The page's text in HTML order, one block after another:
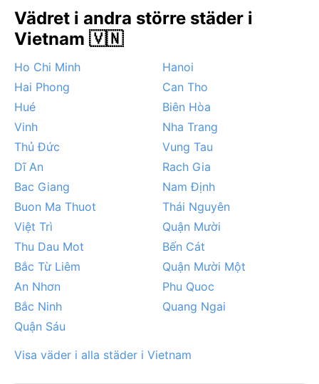
relativt skyddat jämfört med norra Vietnam. Dimma är
ovanlig, medan luftfuktigheten alltid ligger högt,
är torrsäsongen ett givet val.
Vädret i andra större städer i
Vietnam 🇻🇳
Ho Chi Minh
Hanoi
Hai Phong
Can Tho
Hué
Biên Hòa
Vinh
Nha Trang
Thủ Đức
Vung Tau
Dĩ An
Rach Gia
Bac Giang
Nam Định
Buon Ma Thuot
Thái Nguyên
Việt Trì
Quận Mười
Thu Dau Mot
Bến Cát
Bắc Từ Liêm
Quận Mười Một
An Nhơn
Phu Quoc
Bắc Ninh
Quang Ngai
Quận Sáu
Visa väder i alla städer i Vietnam